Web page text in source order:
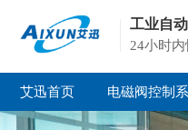
工业自
24小时
艾迅首页 电磁阀控制